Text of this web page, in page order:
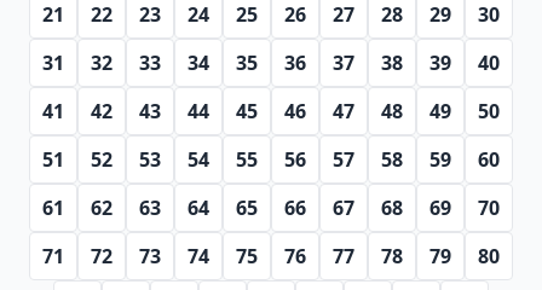
21
22 23 24 25 26 27 28 29
30
31
32 33 34 35 36 37 38 39
40
41
42 43 44 45 46 47 48 49
50
51
52 53 54 55 56 57 58 59
60
61
62 63 64 65 66 67 68 69
70
71
72 73 74 75 76 77 78 79
80